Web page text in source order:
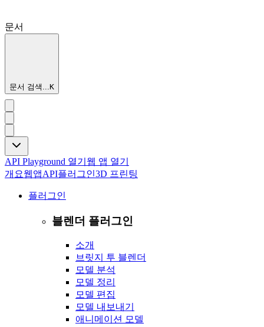
문서
문서 검색...K
API Playground 열기 웹 앱 열기
개요웹앱API플러그인3D 프린팅
플러그인
블렌더 플러그인
소개
브릿지 투 블렌더
모델 분석
모델 정리
모델 편집
모델 내보내기
애니메이션 모델